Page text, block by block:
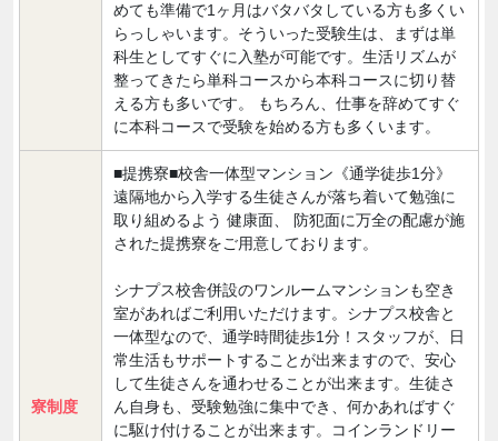
めても準備で1ヶ月はバタバタしている方も多くい
らっしゃいます。そういった受験生は、まずは単
科生としてすぐに入塾が可能です。生活リズムが
整ってきたら単科コースから本科コースに切り替
える方も多いです。 もちろん、仕事を辞めてすぐ
に本科コースで受験を始める方も多くいます。
寮制度
■提携寮■校舎一体型マンション《通学徒歩1分》
遠隔地から入学する生徒さんが落ち着いて勉強に
取り組めるよう 健康面、 防犯面に万全の配慮が施
された提携寮をご用意しております。
シナプス校舎併設のワンルームマンションも空き
室があればご利用いただけます。シナプス校舎と
一体型なので、通学時間徒歩1分！スタッフが、日
常生活もサポートすることが出来ますので、安心
して生徒さんを通わせることが出来ます。生徒さ
ん自身も、受験勉強に集中でき、何かあればすぐ
に駆け付けることが出来ます。コインランドリー